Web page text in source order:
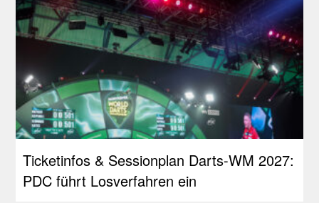
Ticketinfos & Sessionplan Darts-WM 2027:
PDC führt Losverfahren ein